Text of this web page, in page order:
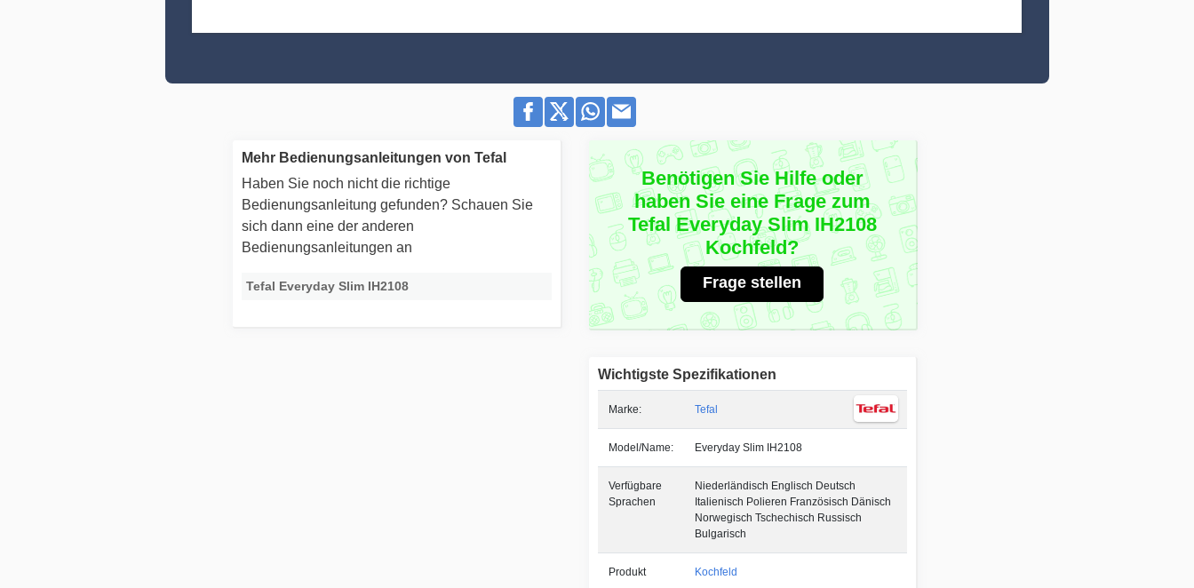
Benötigen Sie Hilfe oder
haben Sie eine Frage zum
Tefal Everyday Slim IH2108
Kochfeld?
Frage stellen
Wichtigste Spezifikationen
Marke: Tefal
Model/Name: Everyday Slim IH2108
Verfügbare
Sprachen
Niederländisch Englisch Deutsch
Italienisch Polieren Französisch Dänisch
Norwegisch Tschechisch Russisch
Bulgarisch
Produkt Kochfeld
Mehr Bedienungsanleitungen von Tefal
Haben Sie noch nicht die richtige
Bedienungsanleitung gefunden? Schauen Sie
sich dann eine der anderen
Bedienungsanleitungen an
Tefal Everyday Slim IH2108